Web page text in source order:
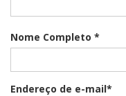
Nome Completo *
Endereço de e-mail*